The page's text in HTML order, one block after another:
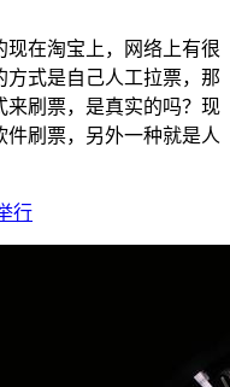
在淘宝上，网络上有很
方式是自己人工拉票，那
来刷票，是真实的吗？现
刷票，另外一种就是人
行